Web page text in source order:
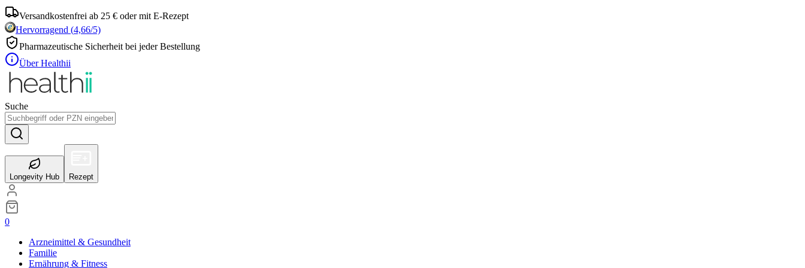
Versandkostenfrei ab 25 € oder mit E-Rezept
Hervorragend (4,66/5)
Pharmazeutische Sicherheit bei jeder Bestellung
Über Healthii
Suche
Longevity Hub Rezept
0
Arzneimittel & Gesundheit
Familie
Ernährung & Fitness